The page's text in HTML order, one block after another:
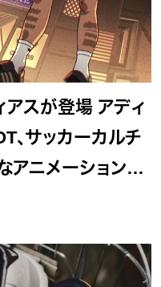
アスが登場 アディ
、サッカーカルチ
アニメーション公